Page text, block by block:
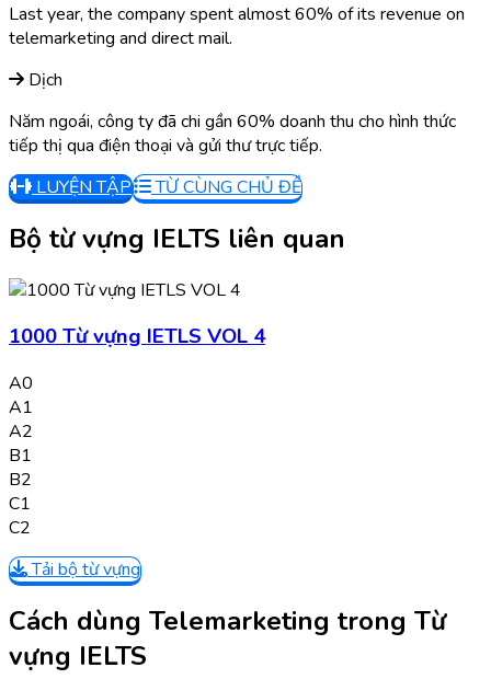
Last year, the company spent almost 60% of its revenue on
telemarketing and direct mail.
Dịch
Năm ngoái, công ty đã chi gần 60% doanh thu cho hình thức
tiếp thị qua điện thoại và gửi thư trực tiếp.
LUYỆN TẬP
TỪ CÙNG CHỦ ĐỀ
Bộ từ vựng IELTS liên quan
1000 Từ vựng IETLS VOL 4
A0
A1
A2
B1
B2
C1
C2
Tải bộ từ vựng
Cách dùng Telemarketing trong Từ
vựng IELTS